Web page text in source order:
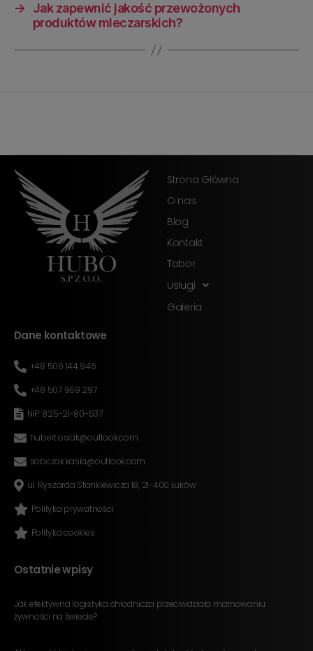
→
Jak zapewnić jakość przewożonych
produktów mleczarskich?
Strona Główna
O nas
Blog
Kontakt
Tabor
Usługi
Galeria
Dane kontaktowe
+48 506 144 946
+48 507 969 297
NIP: 825-21-80-537
hubert.osiak@outlook.com
sobczak.kasia@outlook.com
ul. Ryszarda Stankiewicza 18, 21-400 Łuków
Polityka prywatności
Polityka cookies
Ostatnie wpisy
Jak efektywna logistyka chłodnicza przeciwdziała marnowaniu
żywności na świecie?